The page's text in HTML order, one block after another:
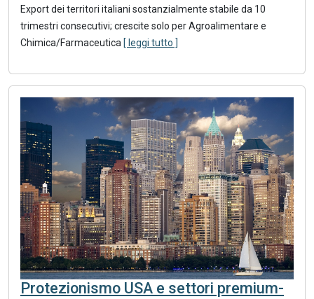
Export dei territori italiani sostanzialmente stabile da 10
trimestri consecutivi; crescite solo per Agroalimentare e
Chimica/Farmaceutica [ leggi tutto ]
Protezionismo USA e settori premium-